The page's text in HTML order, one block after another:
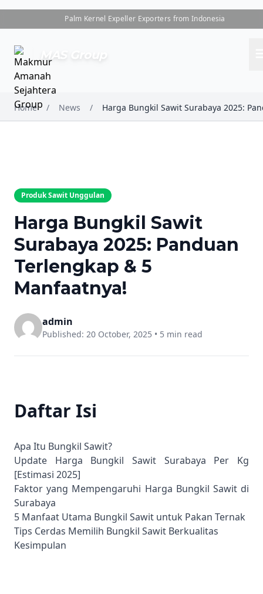
Palm Kernel Expeller Exporters from Indonesia
MAS Group
Home / News /
Produk Sawit Unggulan
Harga Bungkil Sawit
Surabaya 2025: Panduan
Terlengkap & 5
Manfaatnya!
admin
Published: 20 October, 2025 • 5 min read
Daftar Isi
Apa Itu Bungkil Sawit?
Update Harga Bungkil Sawit Surabaya Per Kg
[Estimasi 2025]
Faktor yang Mempengaruhi Harga Bungkil Sawit di
Surabaya
5 Manfaat Utama Bungkil Sawit untuk Pakan Ternak
Tips Cerdas Memilih Bungkil Sawit Berkualitas
Kesimpulan